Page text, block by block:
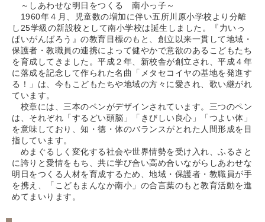
～しあわせな明日をつくる 南小っ子～
1960年４月、児童数の増加に伴い五所川原小学校より分離
し25学級の新設校として南小学校は誕生しました。『力いっ
ぱいがんばろう』の教育目標のもと、創立以来一貫して地域・
保護者・教職員の連携によって健やかで意欲のあるこどもたち
を育成してきました。平成２年、新校舎が創立され、平成４年
に落成を記念して作られた名曲「メタセコイヤの基地を発進す
る！」は、今もこどもたちや地域の方々に愛され、歌い継がれ
ています。
校章には、三本のペンがデザインされています。三つのペン
は、それぞれ「するどい頭脳」「きびしい良心」「つよい体」
を意味しており、知・徳・体のバランスがとれた人間形成を目
指しています。
めまぐるしく変化する社会や世界情勢を受け入れ、ふるさと
に誇りと愛情をもち、共に学び合い高め合いながらしあわせな
明日をつくる人材を育成するため、地域・保護者・教職員が手
を携え、「こどもまんなか南小」の合言葉のもと教育活動を進
めてまいります。